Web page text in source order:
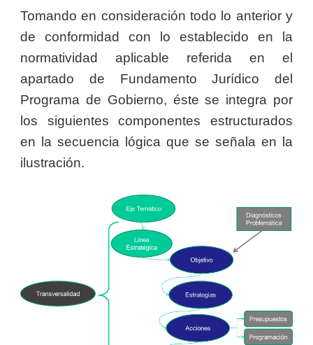
Tomando en consideración todo lo anterior y
de conformidad con lo establecido en la
normatividad aplicable referida en el
apartado de Fundamento Jurídico del
Programa de Gobierno, éste se integra por
los siguientes componentes estructurados
en la secuencia lógica que se señala en la
ilustración.